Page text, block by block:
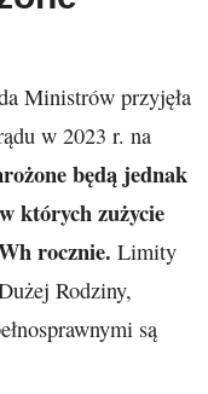
Ministrów przyjęła
w 2023 r. na
będą jednak
których zużycie
rocznie. Limity
Rodziny,
są